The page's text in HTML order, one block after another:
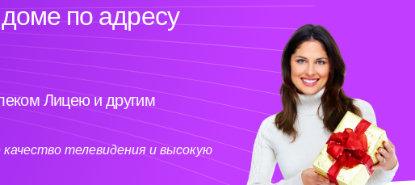
по адресу
Лицею и другим
телевидения и высокую